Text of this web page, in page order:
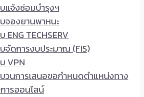
แจ้งซ่อมบำรุงฯ
จองยานพาหนะ
ENG TECHSERV
จัดการงบประมาณ (FIS)
VPN
วนการเสนอขอกำหนดตำแหน่งทาง
ารออนไลน์